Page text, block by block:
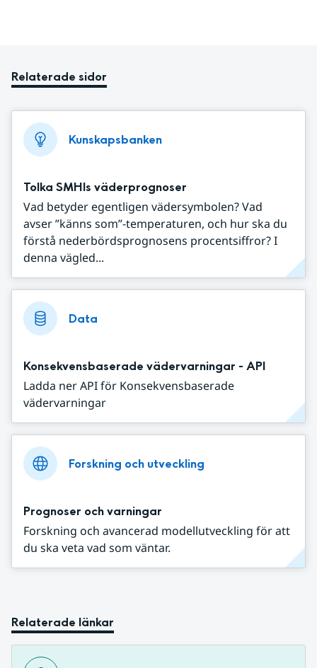
Relaterade sidor
Kunskapsbanken
Tolka SMHIs väderprognoser
Vad betyder egentligen vädersymbolen? Vad
avser ”känns som”-temperaturen, och hur ska du
förstå nederbördsprognosens procentsiffror? I
denna vägled...
Data
Konsekvensbaserade vädervarningar - API
Ladda ner API för Konsekvensbaserade
vädervarningar
Forskning och utveckling
Prognoser och varningar
Forskning och avancerad modellutveckling för att
du ska veta vad som väntar.
Relaterade länkar